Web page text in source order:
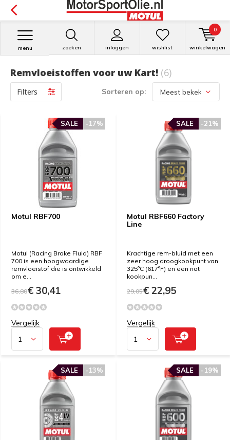
zoeken inloggen
menu wishlist winkelwagen
0
Remvloeistoffen voor uw Kart! (6)
Filters Sorteren op:
Motul RBF700
-17%
SALE
Motul (Racing Brake Fluid) RBF
700 is een hoogwaardige
remvloeistof die is ontwikkeld
om e...
36,80€ 30,41
Vergelijk
Motul RBF660 Factory
Line
-21%
SALE
Krachtige rem-bluid met een
zeer hoog droogkookpunt van
325°C (617°F) en een nat
kookpun...
29,05€ 22,95
Vergelijk
-13%
SALE -19%
SALE